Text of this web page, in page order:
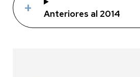
Anteriores al 2014